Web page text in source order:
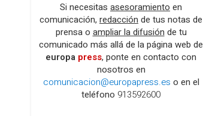
Si necesitas asesoramiento en
comunicación, redacción de tus notas de
prensa o ampliar la difusión de tu
comunicado más allá de la página web de
europa press, ponte en contacto con
nosotros en
comunicacion@europapress.es o en el
teléfono 913592600